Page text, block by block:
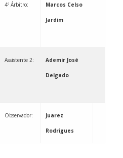
4º Árbitro: Marcos Celso
Jardim
Assistente 2: Ademir José
Delgado
Observador: ­­­­­­­­­­­­­­­­­­­­­­­ Juarez
Rodrigues